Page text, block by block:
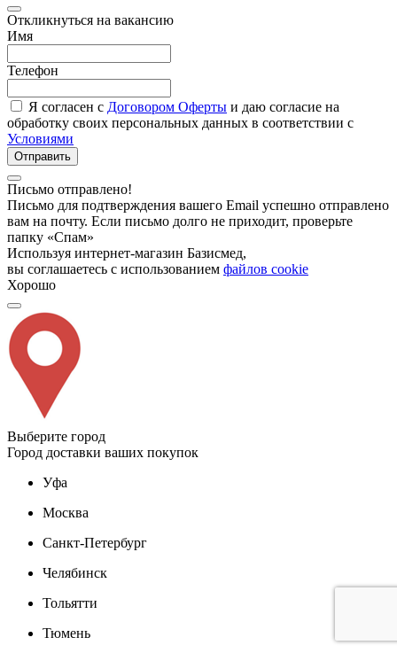
Откликнуться на вакансию
Имя
Телефон
Я согласен с Договором Оферты и даю согласие на
обработку своих персональных данных в соответствии с
Условиями
Отправить
Письмо отправлено!
Письмо для подтверждения вашего Email успешно отправлено
вам на почту. Если письмо долго не приходит, проверьте
папку «Спам»
Используя интернет-магазин Базисмед,
вы соглашаетесь с использованием файлов cookie
Хорошо
Выберите город
Город доставки ваших покупок
Уфа
Москва
Санкт-Петербург
Челябинск
Тольятти
Тюмень